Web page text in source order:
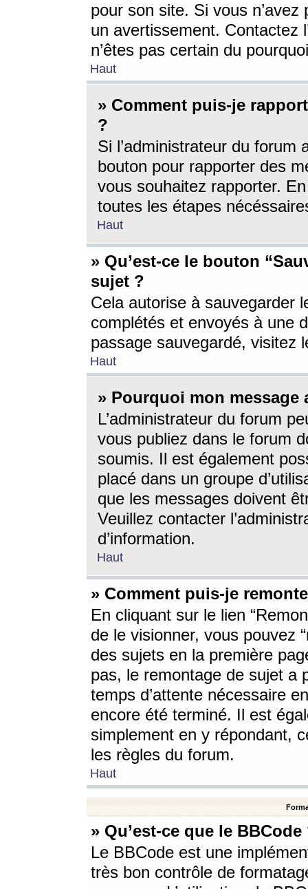
pour son site. Si vous
un avertissement. Contactez
n’êtes pas certain du
Haut
» Comment puis-je
?
Si l’administrateur du forum
bouton pour rapporter des
vous souhaitez rapporter.
toutes les étapes
Haut
» Qu’est-ce le bouton
sujet ?
Cela autorise à sauvegarder
complétés et envoyés à une
passage sauvegardé, visitez
Haut
» Pourquoi mon message
L’administrateur du forum
vous publiez dans le forum
soumis. Il est également
placé dans un groupe
que les messages doivent
Veuillez contacter
d’information.
Haut
» Comment puis-je
En cliquant sur le lien
de le visionner, vous pouvez
des sujets en la première
pas, le remontage de sujet a
temps d’attente nécessaire
encore été terminé. Il est
simplement en y répondant,
les règles du forum.
Haut
» Qu’est-ce que le BBCode
Le BBCode est une
très bon contrôle de